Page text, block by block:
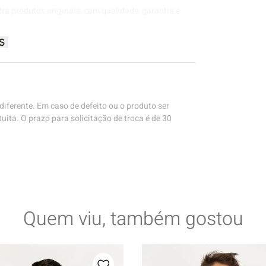
Em caso de defeito ou o produto ser
O prazo para solicitação de troca é de 30
Quem viu, também gostou